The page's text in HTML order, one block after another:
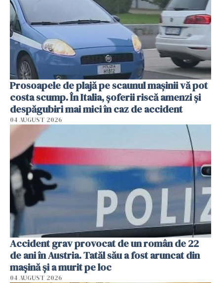
Prosoapele de plajă pe scaunul mașinii vă pot
costa scump. În Italia, șoferii riscă amenzi și
despăgubiri mai mici în caz de accident
04 AUGUST 2026
Accident grav provocat de un român de 22
de ani în Austria. Tatăl său a fost aruncat din
mașină și a murit pe loc
04 AUGUST 2026